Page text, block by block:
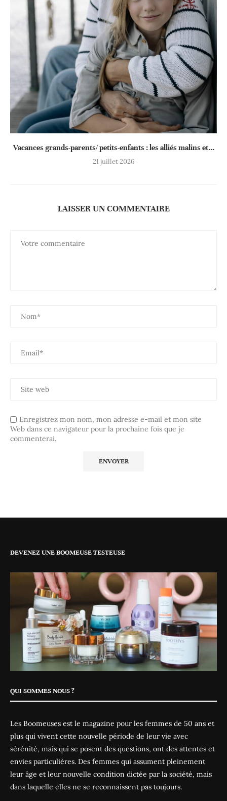
Vacances grands-parents/ petits-enfants : les alliés malins et...
21 juillet 2026
LAISSER UN COMMENTAIRE
Enregistrez mon nom, mon adresse e-mail et mon site
Web dans ce navigateur pour la prochaine fois que je
commenterai.
DEVENEZ UNE BOOMEUSE TESTEUSE
QUI SOMMES NOUS ?
Les Boomeuses est le magazine pour les femmes de 50 ans et
plus qui vivent cette nouvelle période de leur vie avec
sérénité, mais qui se posent des questions, ont des attentes et
envies particulières. Des femmes qui assument pleinement
leur âge et leur nouvelle condition dictée par la société, mais
dans laquelle elles ne se reconnaissent pas toujours.